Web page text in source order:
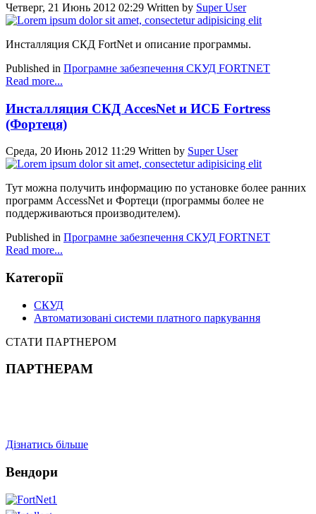
Четверг, 21 Июнь 2012 02:29 Written by Super User
Инсталляция СКД FortNet и описание программы.
Published in Програмне забезпечення СКУД FORTNET
Read more...
Инсталляция СКД AccesNet и ИСБ Fortress
(Фортеця)
Среда, 20 Июнь 2012 11:29 Written by Super User
Тут можна получить информацию по установке более ранних
программ AccessNet и Фортеци (программы более не
поддерживаються производителем).
Published in Програмне забезпечення СКУД FORTNET
Read more...
Категорії
СКУД
Автоматизовані системи платного паркування
СТАТИ ПАРТНЕРОМ
ПАРТНЕРАМ
Дізнатись більше
Вендори